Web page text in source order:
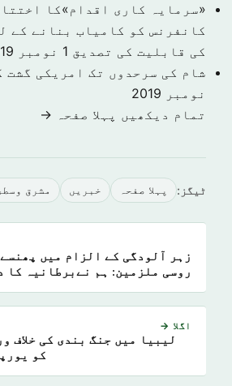
کانفرنس کو کامیاب بنانے کے
کی قابلیت کی تصدیق 1 نومبر 2019
شام کی سرحدوں تک امریکی گشت
نومبر 2019
تمام دیکھیں پہلا صفحہ →
ٹیگز: پہلا صفحہ خبريں مشرق
زہر آلودگی کے الزام میں
روسی ملزمین: ہم
اگلا →
لیبیا میں جنگ بندی کی خلاف
کو یورپی